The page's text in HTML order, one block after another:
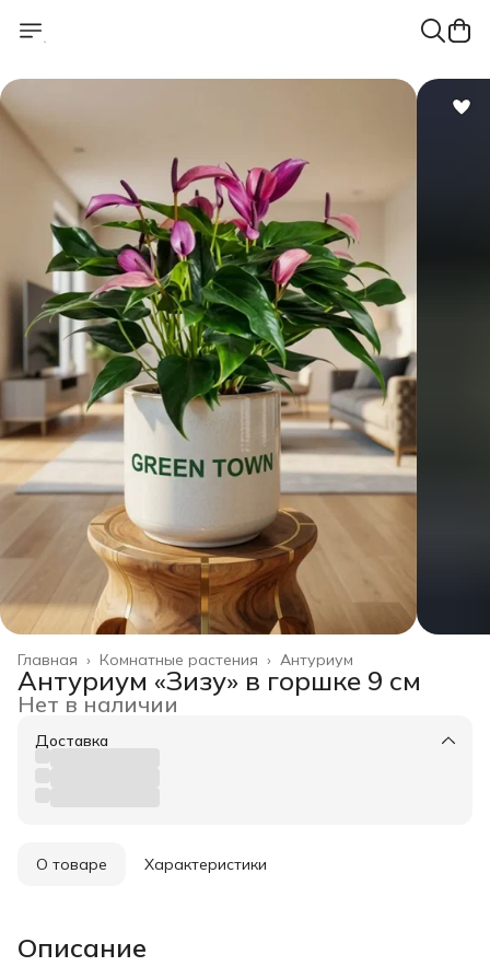
Антуриум
Комнатные растения ›
Главная ›
Антуриум «Зизу» в горшке 9 см
Нет в наличии
Доставка
О товаре Характеристики
Описание